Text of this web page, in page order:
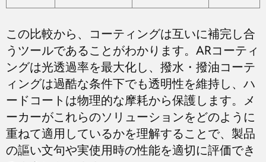
この比較から、コーティングは互いに補完し合
うツールであることがわかります。ARコーティ
ングは光透過率を最大化し、撥水・撥油コーテ
ィングは過酷な条件下でも透明性を維持し、ハ
ードコートは物理的な摩耗から保護します。メ
ーカーがこれらのソリューションをどのように
重ねて適用しているかを理解することで、製品
の謳い文句や実使用時の性能を適切に評価でき